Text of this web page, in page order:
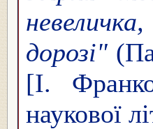
дорозі"
[І.
наукової